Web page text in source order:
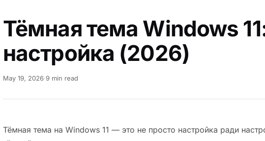
Тёмная тема Windows
настройка (2026)
May 19, 2026·9 min read
Тёмная тема на Windows 11 — это не просто настройка ради